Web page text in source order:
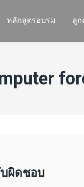
หลักสูตรอบรม ลูก
ผิดชอบ